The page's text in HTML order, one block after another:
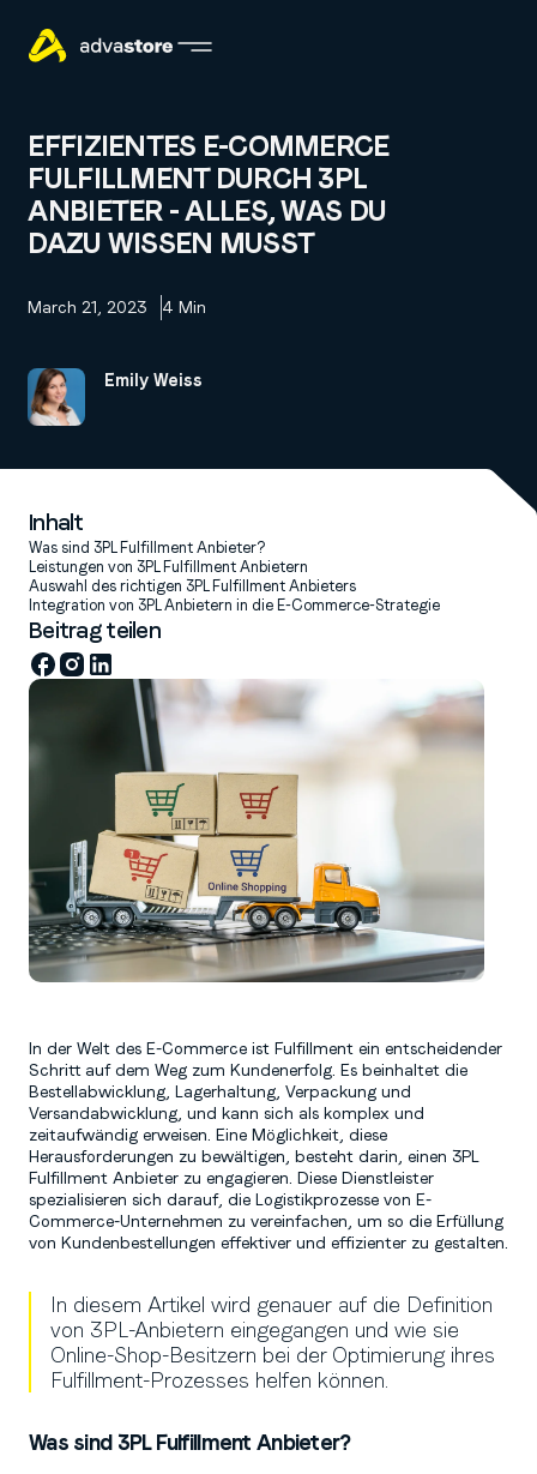
Emily Weiss
EFFIZIENTES E-COMMERCE
FULFILLMENT DURCH 3PL
ANBIETER - ALLES, WAS DU
DAZU WISSEN MUSST
March 21, 2023 4 Min
Inhalt
Was sind 3PL Fulfillment Anbieter?
Leistungen von 3PL Fulfillment Anbietern
Auswahl des richtigen 3PL Fulfillment Anbieters
Integration von 3PL Anbietern in die E-Commerce-Strategie
Beitrag teilen
In der Welt des E-Commerce ist Fulfillment ein entscheidender
Schritt auf dem Weg zum Kundenerfolg. Es beinhaltet die
Bestellabwicklung, Lagerhaltung, Verpackung und
Versandabwicklung, und kann sich als komplex und
zeitaufwändig erweisen. Eine Möglichkeit, diese
Herausforderungen zu bewältigen, besteht darin, einen 3PL
Fulfillment Anbieter zu engagieren. Diese Dienstleister
spezialisieren sich darauf, die Logistikprozesse von E-
Commerce-Unternehmen zu vereinfachen, um so die Erfüllung
von Kundenbestellungen effektiver und effizienter zu gestalten.
In diesem Artikel wird genauer auf die Definition
von 3PL-Anbietern eingegangen und wie sie
Online-Shop-Besitzern bei der Optimierung ihres
Fulfillment-Prozesses helfen können.
Was sind 3PL Fulfillment Anbieter?